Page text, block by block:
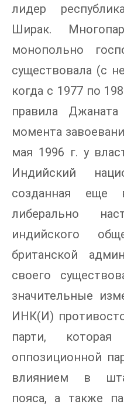
лидер
Ширак.
монопольно
существовала (с
когда с 1977 по
правила
момента
мая 1996 г. у
Индийский
созданная
либерально
индийского
британской
своего
значительные
ИНК(И)
парти, которая
оппозиционной
влиянием в
пояса, а также